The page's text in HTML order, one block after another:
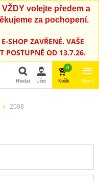
volejte předem a
za pochopení.
SHOP ZAVŘENÉ. VAŠE
POSTUPNĚ OD 13.7.26.
Hledat Účet
0
Košík Menu
2008